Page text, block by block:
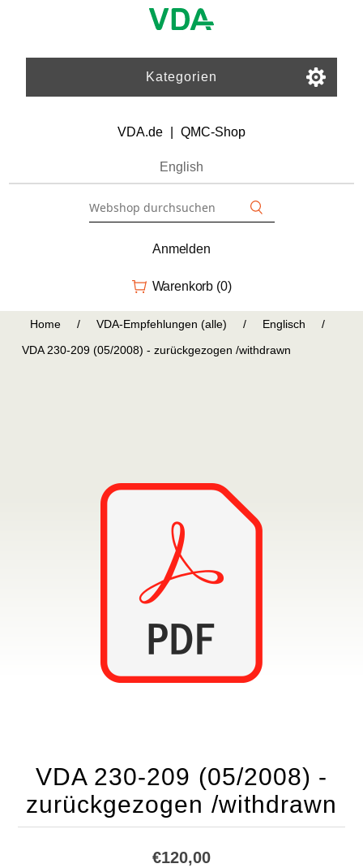
Kategorien
VDA.de QMC-Shop
English
Anmelden
Warenkorb (0)
Home / VDA-Empfehlungen (alle) / Englisch
/
VDA 230-209 (05/2008) - zurückgezogen /withdrawn
VDA 230-209 (05/2008) -
zurückgezogen /withdrawn
€120,00